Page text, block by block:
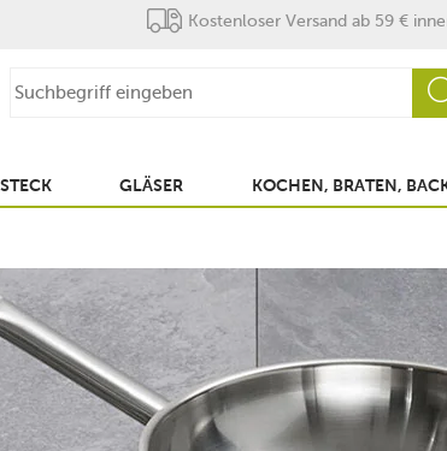
Kostenloser Versand ab 59 €
GLÄSER KOCHEN, BRATEN,